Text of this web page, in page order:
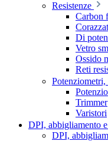
Resistenze
Carbon
Di
Vetro
Ossido
Reti
Trimmer
Varistori
DPI, abbigliamento
DPI,